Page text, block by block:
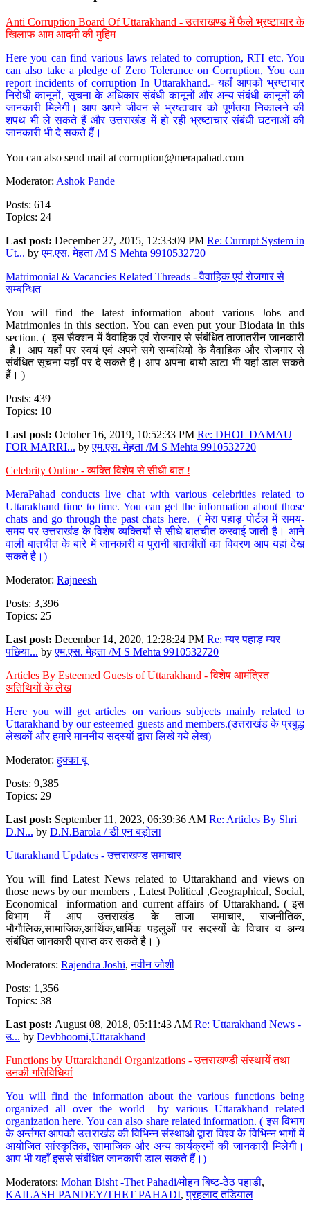
Anti Corruption Board Of Uttarakhand - उत्तराखण्ड में फैले भ्रष्टाचार के
खिलाफ आम आदमी की मुहिम
Here you can find various laws related to corruption, RTI etc. You
can also take a pledge of Zero Tolerance on Corruption, You can
report incidents of corruption In Uttarakhand.- यहाँ आपको भ्रष्टाचार
निरोधी कानूनों, सूचना के अधिकार संबंधी कानूनों और अन्य संबंधी कानूनों की
जानकारी मिलेगी। आप अपने जीवन से भ्रष्टाचार को पूर्णतया निकालने की
शपथ भी ले सकते हैं और उत्तराखंड में हो रही भ्रष्टाचार संबंधी घटनाओं की
जानकारी भी दे सकते हैं।
You can also send mail at corruption@merapahad.com
Moderator: Ashok Pande
Posts: 614
Topics: 24
Last post: December 27, 2015, 12:33:09 PM Re: Currupt System in
Ut... byएम.एस. मेहता /M S Mehta 9910532720
Matrimonial & Vacancies Related Threads - वैवाहिक एवं रोजगार से
सम्बन्धित
You will find the latest information about various Jobs and
Matrimonies in this section. You can even put your Biodata in this
section. ( इस सैक्शन में वैवाहिक एवं रोजगार से संबंधित ताजातरीन जानकारी
है। आप यहाँ पर स्वयं एवं अपने सगे सम्बंधियों के वैवाहिक और रोजगार से
संबंधित सूचना यहाँ पर दे सकते है। आप अपना बायो डाटा भी यहां डाल सकते
हैं। )
Posts: 439
Topics: 10
Last post: October 16, 2019, 10:52:33 PM Re: DHOL DAMAU
FOR MARRI... byएम.एस. मेहता /M S Mehta 9910532720
Celebrity Online - व्यक्ति विशेष से सीधी बात !
MeraPahad conducts live chat with various celebrities related to
Uttarakhand time to time. You can get the information about those
chats and go through the past chats here. ( मेरा पहाड़ पोर्टल में समय-
समय पर उत्तराखंड के विशेष व्यक्तियों से सीधे बातचीत करवाई जाती है। आने
वाली बातचीत के बारे में जानकारी व पुरानी बातचीतों का विवरण आप यहां देख
सकते है।)
Moderator: Rajneesh
Posts: 3,396
Topics: 25
Last post: December 14, 2020, 12:28:24 PM Re: म्यर पहाड़ म्यर
पछिया... byएम.एस. मेहता /M S Mehta 9910532720
Articles By Esteemed Guests of Uttarakhand - विशेष आमंत्रित
अतिथियों के लेख
Here you will get articles on various subjects mainly related to
Uttarakhand by our esteemed guests and members.(उत्तराखंड के प्रबुद्ध
लेखकों और हमारे माननीय सदस्यों द्वारा लिखे गये लेख)
Moderator:हुक्का बू
Posts: 9,385
Topics: 29
Last post: September 11, 2023, 06:39:36 AM Re: Articles By Shri
D.N... by D.N.Barola / डी एन बड़ोला
Uttarakhand Updates - उत्तराखण्ड समाचार
You will find Latest News related to Uttarakhand and views on
those news by our members , Latest Political ,Geographical, Social,
Economical information and current affairs of Uttarakhand. ( इस
विभाग में आप उत्तराखंड के ताजा समाचार, राजनीतिक,
भौगौलिक,सामाजिक,आर्थिक,धार्मिक पहलुओं पर सदस्यों के विचार व अन्य
संबंधित जानकारी प्राप्त कर सकते है। )
Moderators: Rajendra Joshi,नवीन जोशी
Posts: 1,356
Topics: 38
Last post: August 08, 2018, 05:11:43 AM Re: Uttarakhand News -
उ... by Devbhoomi,Uttarakhand
Functions by Uttarakhandi Organizations - उत्तराखण्डी संस्थायें तथा
उनकी गतिविधियां
You will find the information about the various functions being
organized all over the world by various Uttarakhand related
organization here. You can also share related information. ( इस विभाग
के अर्न्तगत आपको उत्तराखंड की विभिन्न संस्थाओ द्वारा विश्व के विभिन्न भागों में
आयोजित सांस्कृतिक, सामाजिक और अन्य कार्यक्रमों की जानकारी मिलेगी।
आप भी यहाँ इससे संबंधित जानकारी डाल सकते हैं।)
Moderators: Mohan Bisht -Thet Pahadi/मोहन बिष्ट-ठेठ पहाडी,
KAILASH PANDEY/THET PAHADI,प्रहलाद तडियाल